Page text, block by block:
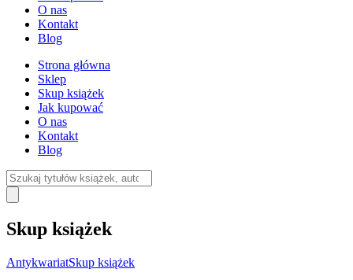
O nas
Kontakt
Blog
Strona główna
Sklep
Skup książek
Jak kupować
O nas
Kontakt
Blog
Wyszukiwarka
produktów
Skup książek
AntykwariatSkup książek